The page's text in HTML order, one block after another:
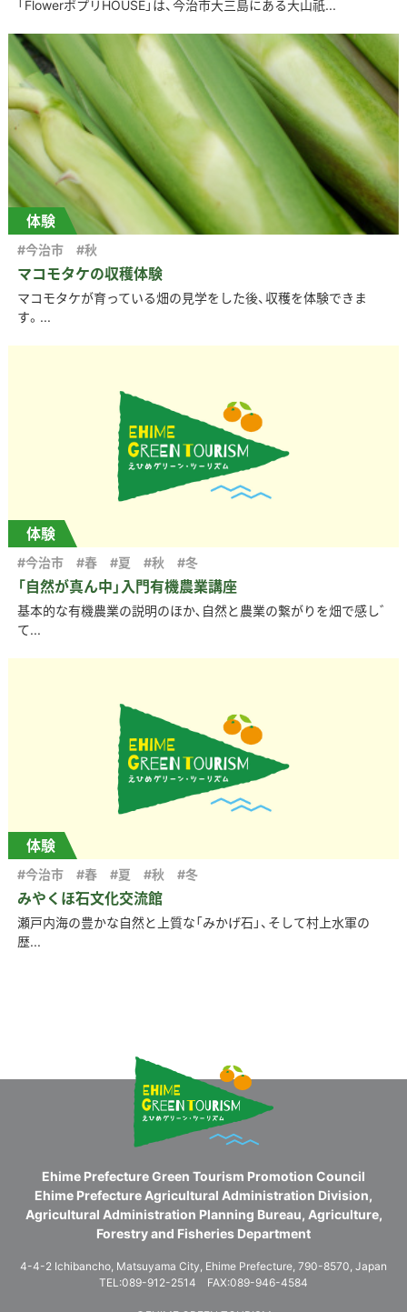
「FlowerポプリHOUSE」は、今治市大三島にある大山祇...
体験
マコモタケの収穫体験
#今治市 #秋
マコモタケが育っている畑の見学をした後、収穫を体験できま
す。...
体験
「自然が真ん中」入門有機農業講座
#今治市 #春 #夏 #秋 #冬
基本的な有機農業の説明のほか､自然と農業の繋がりを畑で感じ
て...
体験
みやくぼ石文化交流館
#今治市 #春 #夏 #秋 #冬
瀬戸内海の豊かな自然と上質な「みかげ石」、そして村上水軍の
歴...
Ehime Prefecture Green Tourism Promotion Council
Ehime Prefecture Agricultural Administration Division,
Agricultural Administration Planning Bureau, Agriculture,
Forestry and Fisheries Department
4-4-2 Ichibancho, Matsuyama City, Ehime Prefecture, 790-8570, Japan
TEL:089-912-2514 FAX:089-946-4584